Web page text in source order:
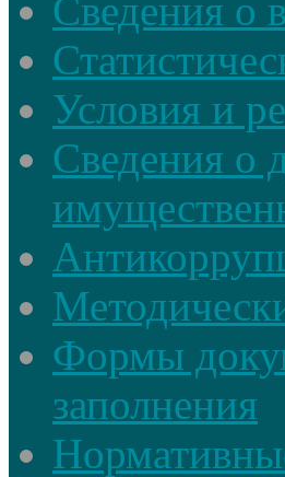
Сведения о
Условия и
Сведения о
Формы
заполнения